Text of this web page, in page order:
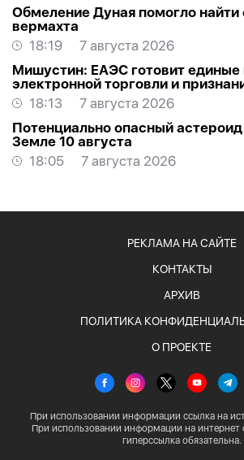
Обмеление Дуная помогло найти
вермахта
18:19
7 августа 2026
Мишустин: ЕАЭС готовит единые
электронной торговли и
квалификаций
18:13
7 августа 2026
Потенциально опасный
Земле 10 августа
18:05
7 августа 2026
РЕКЛАМА НА САЙТЕ
КОНТАКТЫ
АРХИВ
ПОЛИТИКА
О ПРОЕКТЕ
При использовании информации ссылка на
При использовании информации на интернет
гиперссылка обязательна.